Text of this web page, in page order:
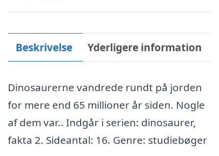
Beskrivelse Yderligere information
Dinosaurerne vandrede rundt på jorden
for mere end 65 millioner år siden. Nogle
af dem var.. Indgår i serien: dinosaurer,
fakta 2. Sideantal: 16. Genre: studiebøger